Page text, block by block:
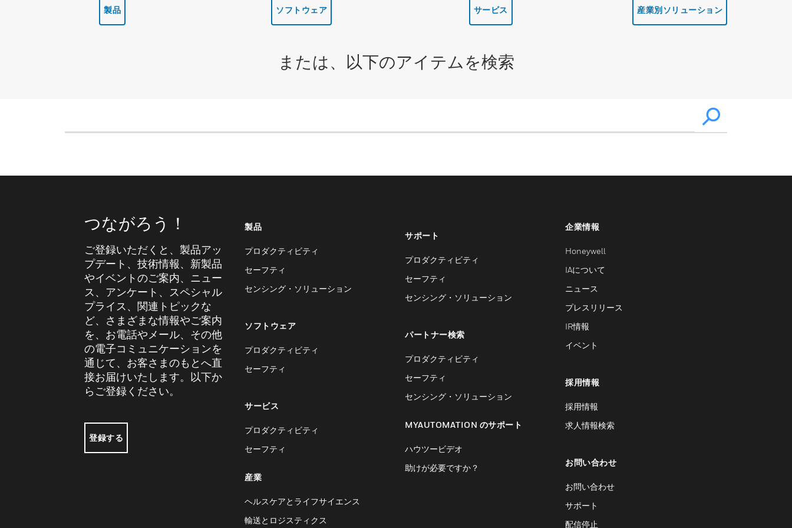
製品 ソフトウェア サービス 産業別ソリューション
または、以下のアイテムを検索
つながろう！
ご登録いただくと、製品アッ
プデート、技術情報、新製品
やイベントのご案内、ニュー
ス、アンケート、スペシャル
プライス、関連トピックな
ど、さまざまな情報やご案内
を、お電話やメール、その他
の電子コミュニケーションを
通じて、お客さまのもとへ直
接お届けいたします。以下か
らご登録ください。
登録する
製品
プロダクティビティ
セーフティ
センシング・ソリューション
ソフトウェア
プロダクティビティ
セーフティ
サービス
プロダクティビティ
セーフティ
産業
ヘルスケアとライフサイエンス
輸送とロジスティクス
サポート
プロダクティビティ
セーフティ
センシング・ソリューション
パートナー検索
プロダクティビティ
セーフティ
センシング・ソリューション
MYAUTOMATION のサポート
ハウツービデオ
助けが必要ですか？
企業情報
Honeywell
IAについて
ニュース
プレスリリース
IR情報
イベント
採用情報
採用情報
求人情報検索
お問い合わせ
お問い合わせ
サポート
配信停止